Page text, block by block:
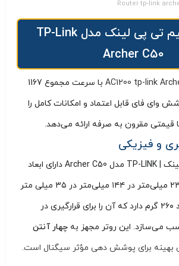
Router tp-link
روتر بی سیم تی پی لینک مدل TP-Link
Archer C50
AC1200 tp-link
با سرعت مجموع 1167
وای فای قابل اعتماد و امکانات کامل را
قیمتی مقرون به صرفه ارائه می‌دهد.
و فیزیکی
روتر بیسیم تی پی لینک | TP-LINK مدل Archer C50 دارای ابعاد
فشرده‌ای به اندازه ۲۳۰ میلی‌متر در ۱۴۴ میلی‌متر در ۳۵ میلی‌ متر
است و وزنی در حدود ۲۶۰ گرم دارد که آن را برای قرارگیری در
می‌سازد. این روتر مجهز به چهار آنتن
بهینه برای پوشش دهی مؤثر سیگنال است.